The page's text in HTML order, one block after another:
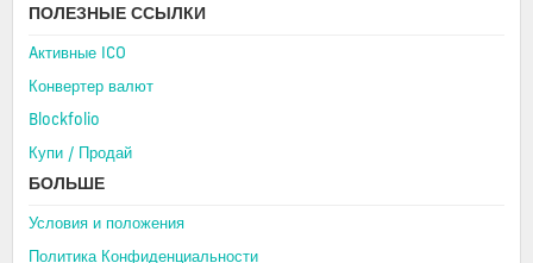
ПОЛЕЗНЫЕ ССЫЛКИ
Aктивные ICO
Конвертер валют
Blockfolio
Купи / Продай
БОЛЬШЕ
Условия и положения
Политика Конфиденциальности